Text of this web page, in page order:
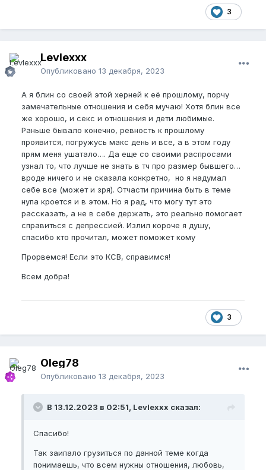
3
Levlexxx
Опубликовано 13 декабря, 2023
А я блин со своей этой херней к её прошлому, порчу
замечательные отношения и себя мучаю! Хотя блин все
же хорошо, и секс и отношения и дети любимые.
Раньше бывало конечно, ревность к прошлому
проявится, погружусь макс день и все, а в этом году
прям меня ушатало…. Да еще со своими распросами
узнал то, что лучше не знать в тч про размер бывшего…
вроде ничего и не сказала конкретно, но я надумал
себе все (может и зря). Отчасти причина быть в теме
нупа кроется и в этом. Но я рад, что могу тут это
рассказать, а не в себе держать, это реально помогает
справиться с депрессией. Излил короче я душу,
спасибо кто прочитал, может поможет кому
Прорвемся! Если это КСВ, справимся!
Всем добра!
3
Oleg78
Опубликовано 13 декабря, 2023
В 13.12.2023 в 02:51, Levlexxx сказал:
Спасибо!
Так заипало грузиться по данной теме когда
понимаешь, что всем нужны отношения, любовь,